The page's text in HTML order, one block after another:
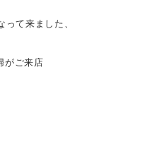
て来ました、
がご来店